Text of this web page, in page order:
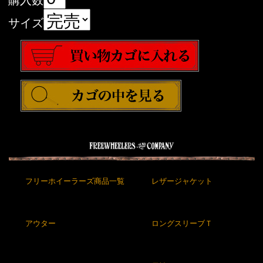
サイズ
フリーホイーラーズ商品一覧 レザージャケット
アウター ロングスリーブＴ